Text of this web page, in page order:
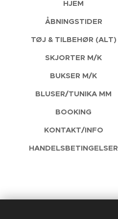
HJEM
ÅBNINGSTIDER
TØJ & TILBEHØR (ALT)
SKJORTER M/K
BUKSER M/K
BLUSER/TUNIKA MM
BOOKING
KONTAKT/INFO
HANDELSBETINGELSER